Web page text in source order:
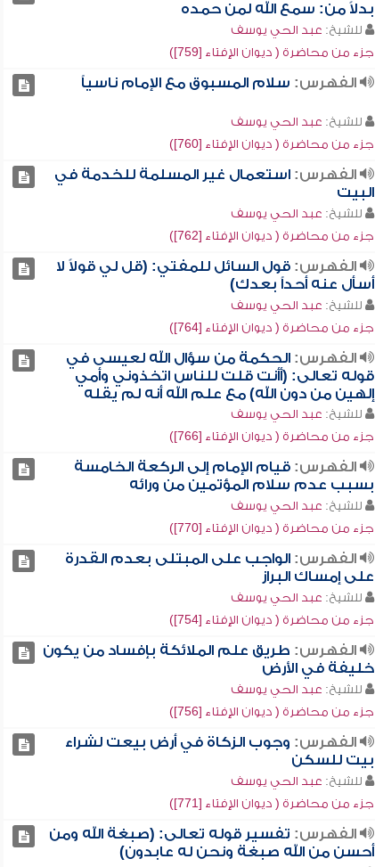
بدلاً من: سمع الله لمن حمده
للشيخ: عبد الحي يوسف
جزء من محاضرة ( ديوان الإفتاء [759])
الفهرس: سلام المسبوق مع الإمام ناسياً
للشيخ: عبد الحي يوسف
جزء من محاضرة ( ديوان الإفتاء [760])
الفهرس: استعمال غير المسلمة للخدمة في
البيت
للشيخ: عبد الحي يوسف
جزء من محاضرة ( ديوان الإفتاء [762])
الفهرس: قول السائل للمفتي: (قل لي قولاً لا
أسأل عنه أحداً بعدك)
للشيخ: عبد الحي يوسف
جزء من محاضرة ( ديوان الإفتاء [764])
الفهرس: الحكمة من سؤال الله لعيسى في
قوله تعالى: (أأنت قلت للناس اتخذوني وأمي
إلهين من دون الله) مع علم الله أنه لم يقله
للشيخ: عبد الحي يوسف
جزء من محاضرة ( ديوان الإفتاء [766])
الفهرس: قيام الإمام إلى الركعة الخامسة
بسبب عدم سلام المؤتمين من ورائه
للشيخ: عبد الحي يوسف
جزء من محاضرة ( ديوان الإفتاء [770])
الفهرس: الواجب على المبتلى بعدم القدرة
على إمساك البراز
للشيخ: عبد الحي يوسف
جزء من محاضرة ( ديوان الإفتاء [754])
الفهرس: طريق علم الملائكة بإفساد من يكون
خليفة في الأرض
للشيخ: عبد الحي يوسف
جزء من محاضرة ( ديوان الإفتاء [756])
الفهرس: وجوب الزكاة في أرض بيعت لشراء
بيت للسكن
للشيخ: عبد الحي يوسف
جزء من محاضرة ( ديوان الإفتاء [771])
الفهرس: تفسير قوله تعالى: (صبغة الله ومن
أحسن من الله صبغة ونحن له عابدون)